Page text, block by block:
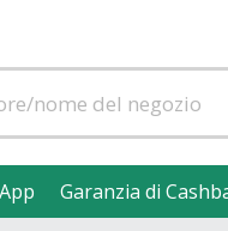
Garanzia di